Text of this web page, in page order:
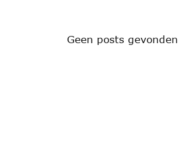
Geen posts gevonden